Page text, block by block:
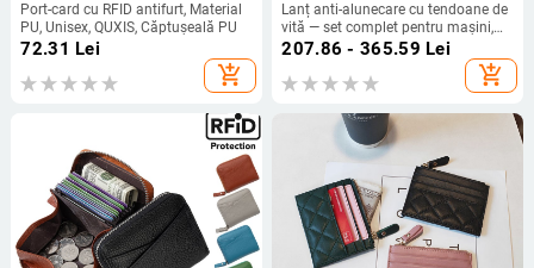
Port-card cu RFID antifurt, Material
PU, Unisex, QUXIS, Căptușeală PU
72.31 Lei
add_shopping_cart
Lanț anti-alunecare cu tendoane de
vită — set complet pentru mașini,
SUV-uri, vehicule off-road și vanuri;
lanț anti-alunecare Oxford; origine
Zhejiang
207.86 - 365.59 Lei
add_shopping_cart